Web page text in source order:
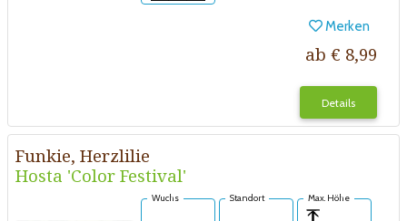
Merken
ab € 8,99
Details
Funkie, Herzlilie
Hosta 'Color Festival'
Wuchs Standort Max. Höhe